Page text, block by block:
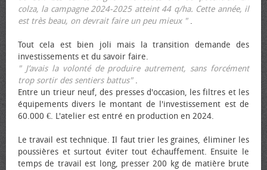
colza, la campagne 2024-2025 atteint 44 q/ha. Cette année, il
est très beau, on devrait faire un peu mieux ".
Tout cela est bien joli mais la transition demande des
investissements et du savoir faire.
" J’avais la volonté de produire autrement, sans forcément
trop sortir des sentiers battus".
Entre un trieur neuf, des presses d'occasion, les filtres et les
équipements divers le montant de l'investissement est de
60.000 €. L'atelier est entré en production en 2024.
Le travail est technique. Il faut trier les graines, éliminer les
poussières et surtout éviter tout échauffement. Ensuite le
temps de travail est long, presser 200 kg de matière brute